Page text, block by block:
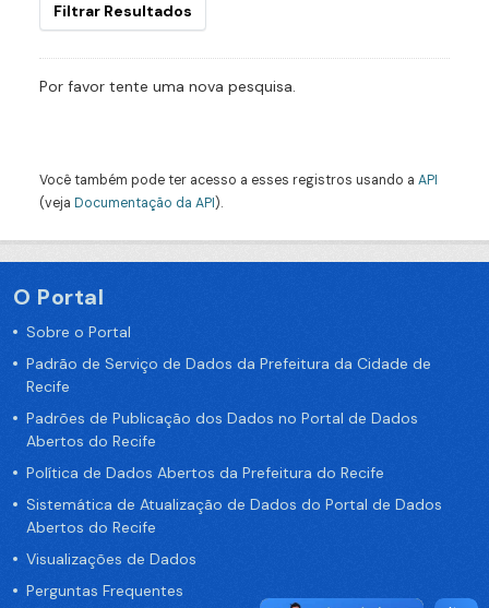
Filtrar Resultados
Por favor tente uma nova pesquisa.
Você também pode ter acesso a esses registros usando a API
(veja Documentação da API).
O Portal
Sobre o Portal
Padrão de Serviço de Dados da Prefeitura da Cidade de
Recife
Padrões de Publicação dos Dados no Portal de Dados
Abertos do Recife
Política de Dados Abertos da Prefeitura do Recife
Sistemática de Atualização de Dados do Portal de Dados
Abertos do Recife
Visualizações de Dados
Perguntas Frequentes